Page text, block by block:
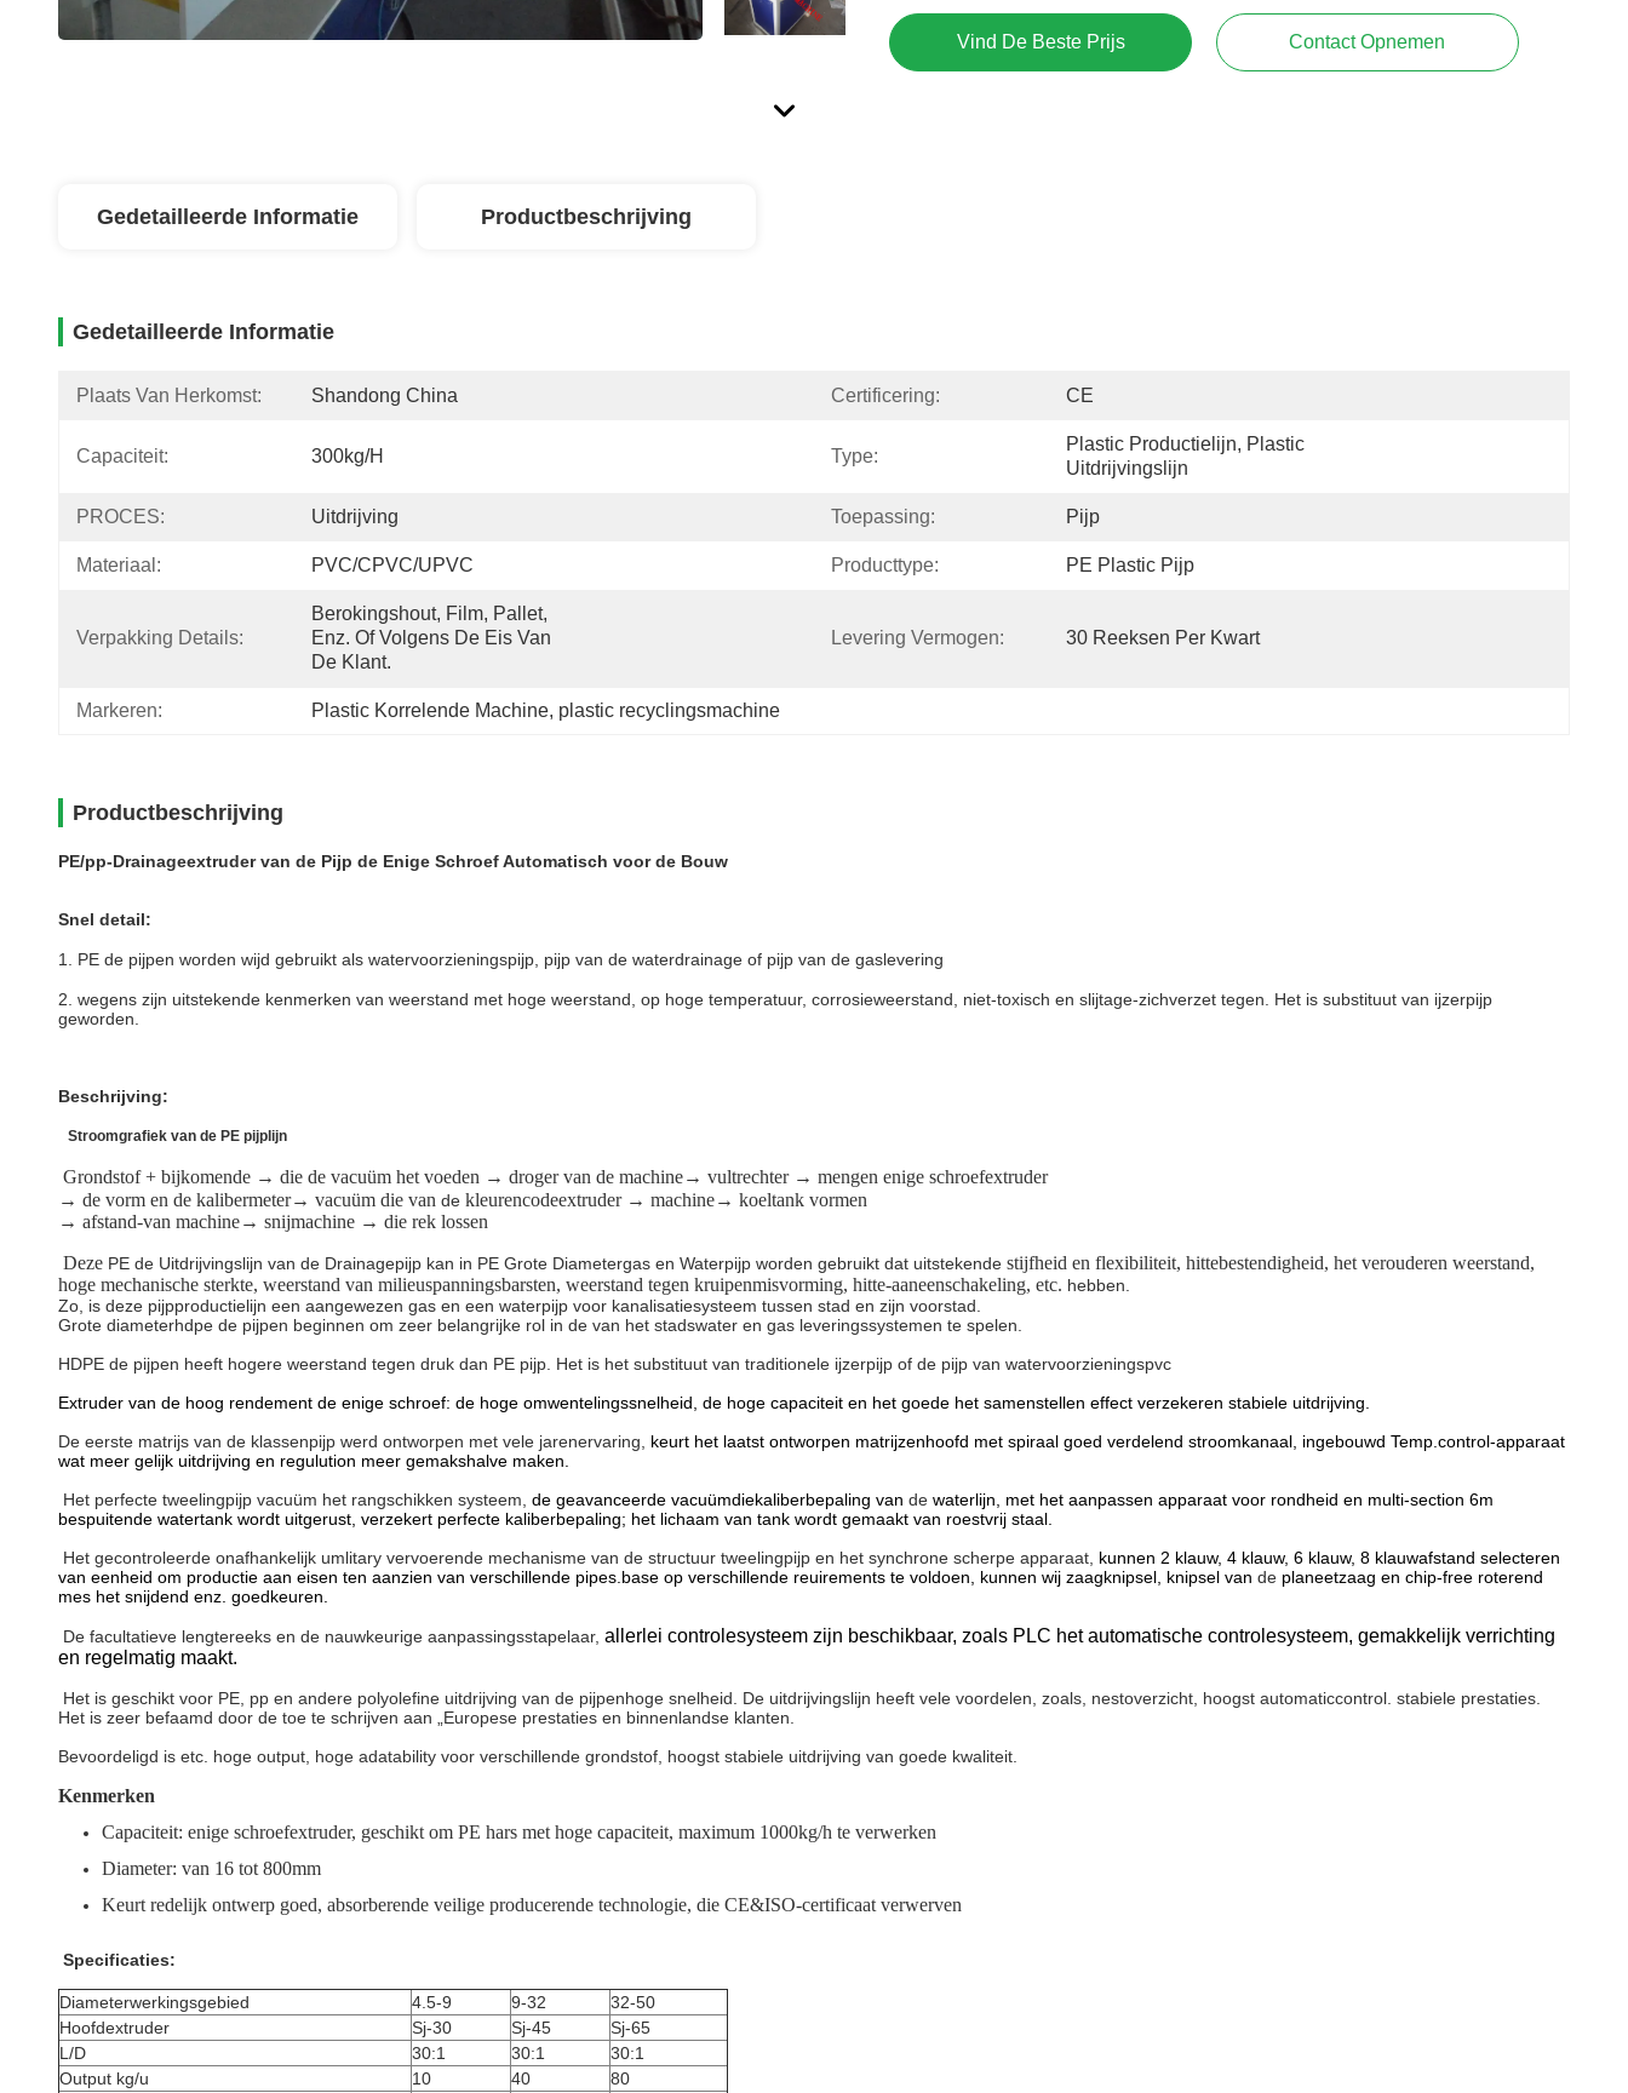
Vind De Beste Prijs Contact Opnemen
Gedetailleerde Informatie Productbeschrijving
Gedetailleerde Informatie
Plaats Van Herkomst: Shandong China Certificering: CE
Capaciteit: 300kg/h Type:
Plastic Productielijn, Plastic
Uitdrijvingslijn
PROCES: Uitdrijving Toepassing: Pijp
Materiaal: PVC/CPVC/UPVC Producttype: PE Plastic Pijp
Verpakking Details:
Berokingshout, Film, Pallet,
Enz. Of Volgens De Eis Van
De Klant.
Levering Vermogen: 30 Reeksen Per Kwart
Markeren: Plastic Korrelende Machine, plastic recyclingsmachine
Productbeschrijving
PE/pp-Drainageextruder van de Pijp de Enige Schroef Automatisch voor de Bouw
Snel detail:
1. PE de pijpen worden wijd gebruikt als watervoorzieningspijp, pijp van de waterdrainage of pijp van de gaslevering
2. wegens zijn uitstekende kenmerken van weerstand met hoge weerstand, op hoge temperatuur, corrosieweerstand, niet-toxisch en slijtage-zichverzet tegen. Het is substituut van ijzerpijp
geworden.
Beschrijving:
Stroomgrafiek van de PE pijplijn
Grondstof + bijkomende → die de vacuüm het voeden → droger van de machine→ vultrechter → mengen enige schroefextruder
→ de vorm en de kalibermeter→ vacuüm die van de kleurencodeextruder → machine→ koeltank vormen
→ afstand-van machine→ snijmachine → die rek lossen
Deze PE de Uitdrijvingslijn van de Drainagepijp kan in PE Grote Diametergas en Waterpijp worden gebruikt dat uitstekende stijfheid en flexibiliteit, hittebestendigheid, het verouderen weerstand,
hoge mechanische sterkte, weerstand van milieuspanningsbarsten, weerstand tegen kruipenmisvorming, hitte-aaneenschakeling, etc. hebben
Zo, is deze pijpproductielijn een aangewezen gas en een waterpijp voor kanalisatiesysteem tussen stad en zijn voorstad.
Grote diameterhdpe de pijpen beginnen om zeer belangrijke rol in de van het stadswater en gas leveringssystemen te spelen.
HDPE de pijpen heeft hogere weerstand tegen druk dan PE pijp. Het is het substituut van traditionele ijzerpijp of de pijp van watervoorzieningspvc
Extruder van de hoog rendement de enige schroef: de hoge omwentelingssnelheid, de hoge capaciteit en het goede het samenstellen effect verzekeren stabiele uitdrijving.
De eerste matrijs van de klassenpijp werd ontworpen met vele jarenervaring, keurt het laatst ontworpen matrijzenhoofd met spiraal goed verdelend stroomkanaal, ingebouwd Temp.control-apparaat
wat meer gelijk uitdrijving en regulution meer gemakshalve maken.
Het perfecte tweelingpijp vacuüm het rangschikken systeem, de geavanceerde vacuümdiekaliberbepaling van de waterlijn, met het aanpassen apparaat voor rondheid en multi-section 6m
bespuitende watertank wordt uitgerust, verzekert perfecte kaliberbepaling; het lichaam van tank wordt gemaakt van roestvrij staal.
Het gecontroleerde onafhankelijk umlitary vervoerende mechanisme van de structuur tweelingpijp en het synchrone scherpe apparaat, kunnen 2 klauw, 4 klauw, 6 klauw, 8 klauwafstand selecteren
van eenheid om productie aan eisen ten aanzien van verschillende pipes.base op verschillende reuirements te voldoen, kunnen wij zaagknipsel, knipsel van de planeetzaag en chip-free roterend
mes het snijdend enz. goedkeuren.
De facultatieve lengtereeks en de nauwkeurige aanpassingsstapelaar, allerlei controlesysteem zijn beschikbaar, zoals PLC het automatische controlesysteem, gemakkelijk verrichting
en regelmatig maakt.
Het is geschikt voor PE, pp en andere polyolefine uitdrijving van de pijpenhoge snelheid. De uitdrijvingslijn heeft vele voordelen, zoals, nestoverzicht, hoogst automaticcontrol. stabiele prestaties.
Het is zeer befaamd door de toe te schrijven aan „Europese prestaties en binnenlandse klanten.
Bevoordeligd is etc. hoge output, hoge adatability voor verschillende grondstof, hoogst stabiele uitdrijving van goede kwaliteit.
Kenmerken
Capaciteit: enige schroefextruder, geschikt om PE hars met hoge capaciteit, maximum 1000kg/h te verwerken
Diameter: van 16 tot 800mm
Keurt redelijk ontwerp goed, absorberende veilige producerende technologie, die CE&ISO-certificaat verwerven
Specificaties:
Diameterwerkingsgebied 4.5-9 9-32
32-50
Hoofdextruder
Sj-30 Sj-45
Sj-65
L/D
30:1 30:1
30:1
Output kg/u
10 40
80